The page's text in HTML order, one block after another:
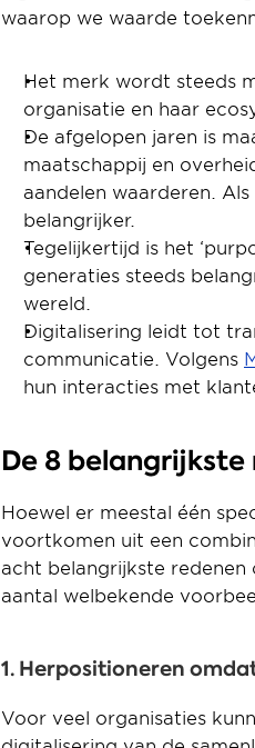
waarop we waarde
Het merk wordt steeds
organisatie en haar
De afgelopen jaren is
maatschappij en
aandelen waarderen.
belangrijker.
Tegelijkertijd is het
generaties steeds
wereld.
Digitalisering leidt tot
communicatie. Volgens
hun interacties met
De 8
Hoewel er meestal één
voortkomen uit een
acht belangrijkste
aantal welbekende
1. Herpositioneren
Voor veel organisaties